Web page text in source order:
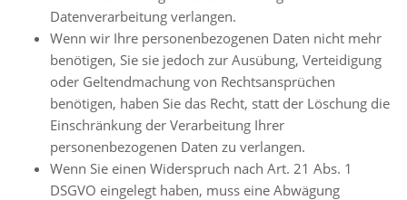
Datenverarbeitung verlangen.
Wenn wir Ihre personenbezogenen Daten nicht mehr
benötigen, Sie sie jedoch zur Ausübung, Verteidigung
oder Geltendmachung von Rechtsansprüchen
benötigen, haben Sie das Recht, statt der Löschung die
Einschränkung der Verarbeitung Ihrer
personenbezogenen Daten zu verlangen.
Wenn Sie einen Widerspruch nach Art. 21 Abs. 1
DSGVO eingelegt haben, muss eine Abwägung